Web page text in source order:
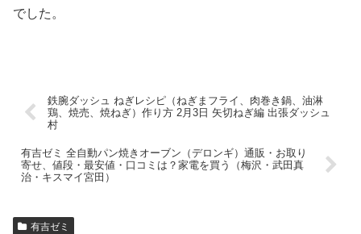
でした。
鉄腕ダッシュ ねぎレシピ（ねぎまフライ、肉巻き鍋、油淋
鶏、焼売、焼ねぎ）作り方 2月3日 矢切ねぎ編 出張ダッシュ
村
有吉ゼミ 全自動パン焼きオーブン（デロンギ）通販・お取り
寄せ、値段・最安値・口コミは？家電を買う（梅沢・武田真
治・キスマイ宮田）
有吉ゼミ